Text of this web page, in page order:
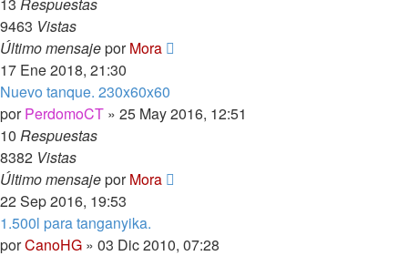
9463 Vistas
Último mensajeporMora
17 Ene 2018, 21:30
Nuevo tanque. 230x60x60
porPerdomoCT » 25 May 2016, 12:51
10 Respuestas
8382 Vistas
Último mensajeporMora
22 Sep 2016, 19:53
1.500l para tanganyika.
porCanoHG » 03 Dic 2010, 07:28